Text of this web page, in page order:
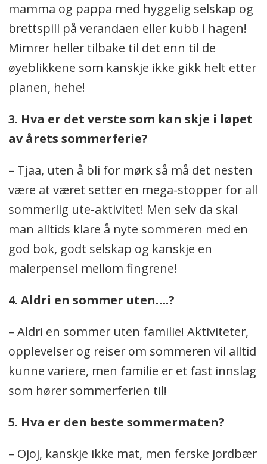
mamma og pappa med hyggelig selskap og
brettspill på verandaen eller kubb i hagen!
Mimrer heller tilbake til det enn til de
øyeblikkene som kanskje ikke gikk helt etter
planen, hehe!
3. Hva er det verste som kan skje i løpet
av årets sommerferie?
– Tjaa, uten å bli for mørk så må det nesten
være at været setter en mega-stopper for all
sommerlig ute-aktivitet! Men selv da skal
man alltids klare å nyte sommeren med en
god bok, godt selskap og kanskje en
malerpensel mellom fingrene!
4. Aldri en sommer uten….?
– Aldri en sommer uten familie! Aktiviteter,
opplevelser og reiser om sommeren vil alltid
kunne variere, men familie er et fast innslag
som hører sommerferien til!
5. Hva er den beste sommermaten?
– Ojoj, kanskje ikke mat, men ferske jordbær